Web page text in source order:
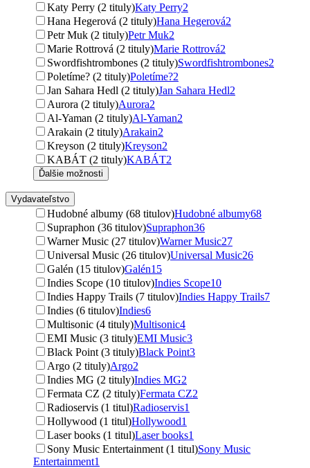
Katy Perry (2 tituly)Katy Perry2
Hana Hegerová (2 tituly)Hana Hegerová2
Petr Muk (2 tituly)Petr Muk2
Marie Rottrová (2 tituly)Marie Rottrová2
Swordfishtrombones (2 tituly)Swordfishtrombones2
Poletíme? (2 tituly)Poletíme?2
Jan Sahara Hedl (2 tituly)Jan Sahara Hedl2
Aurora (2 tituly)Aurora2
Al-Yaman (2 tituly)Al-Yaman2
Arakain (2 tituly)Arakain2
Kreyson (2 tituly)Kreyson2
KABÁT (2 tituly)KABÁT2
Ďalšie možnosti
Vydavateľstvo
Hudobné albumy (68 titulov)Hudobné albumy68
Supraphon (36 titulov)Supraphon36
Warner Music (27 titulov)Warner Music27
Universal Music (26 titulov)Universal Music26
Galén (15 titulov)Galén15
Indies Scope (10 titulov)Indies Scope10
Indies Happy Trails (7 titulov)Indies Happy Trails7
Indies (6 titulov)Indies6
Multisonic (4 tituly)Multisonic4
EMI Music (3 tituly)EMI Music3
Black Point (3 tituly)Black Point3
Argo (2 tituly)Argo2
Indies MG (2 tituly)Indies MG2
Fermata CZ (2 tituly)Fermata CZ2
Radioservis (1 titul)Radioservis1
Hollywood (1 titul)Hollywood1
Laser books (1 titul)Laser books1
Sony Music Entertainment (1 titul)Sony Music
Entertainment1